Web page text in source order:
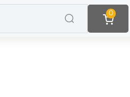
0